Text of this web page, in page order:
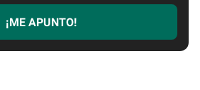
¡ME APUNTO!